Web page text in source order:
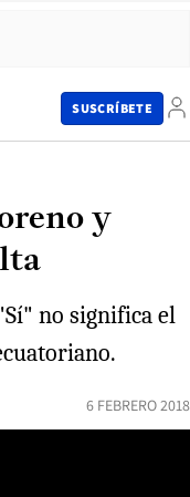
SUSCRÍBETE
y
no significa el
6 FEBRERO 2018